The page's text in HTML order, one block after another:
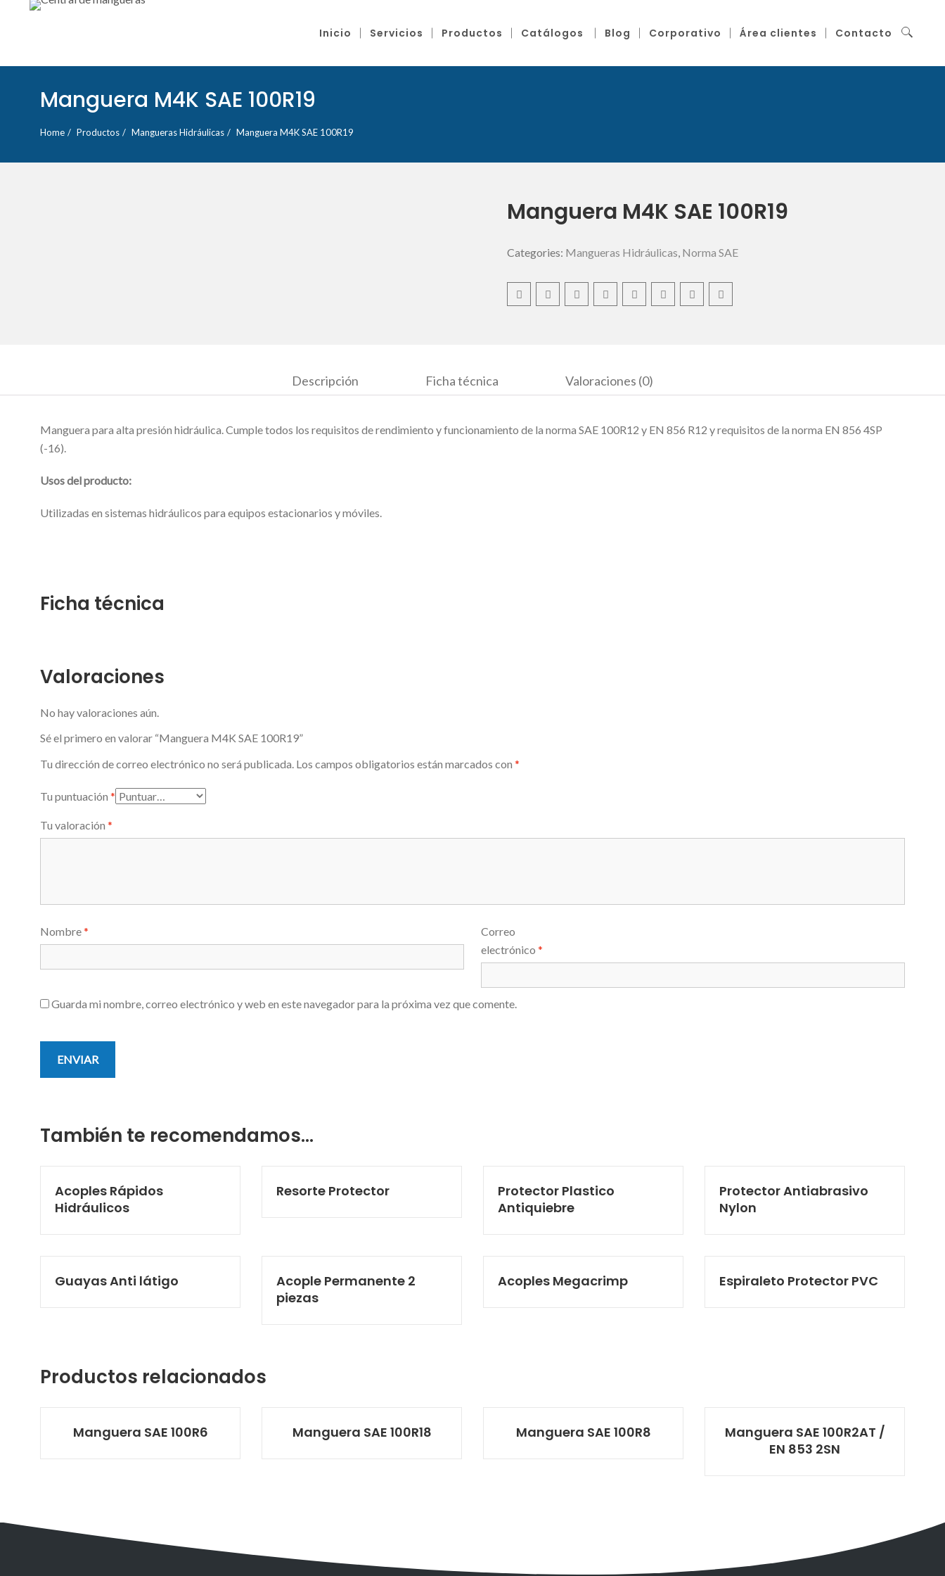
Inicio Servicios Productos Catálogos Blog Corporativo Área clientes Contacto
Manguera M4K SAE 100R19
Home Productos Mangueras Hidráulicas Manguera M4K SAE 100R19
Manguera M4K SAE 100R19
Categories: Mangueras Hidráulicas, Norma SAE
Descripción Ficha técnica Valoraciones (0)
Manguera para alta presión hidráulica. Cumple todos los requisitos de rendimiento y funcionamiento de la norma SAE 100R12 y EN 856 R12 y requisitos de la norma EN 856 4SP
(-16).
Usos del producto:
Utilizadas en sistemas hidráulicos para equipos estacionarios y móviles.
Ficha técnica
Valoraciones
No hay valoraciones aún.
Sé el primero en valorar “Manguera M4K SAE 100R19”
Tu dirección de correo electrónico no será publicada. Los campos obligatorios están marcados con *
Tu puntuación *
Tu valoración *
Nombre*
Correo
electrónico*
Guarda mi nombre, correo electrónico y web en este navegador para la próxima vez que comente.
También te recomendamos…
Acoples Rápidos
Hidráulicos
Resorte Protector
Protector Plastico
Antiquiebre
Protector Antiabrasivo
Nylon
Guayas Anti látigo
Acople Permanente 2
piezas
Acoples Megacrimp Espiraleto Protector PVC
Productos relacionados
Manguera SAE 100R6 Manguera SAE 100R18 Manguera SAE 100R8
Manguera SAE 100R2AT /
EN 853 2SN